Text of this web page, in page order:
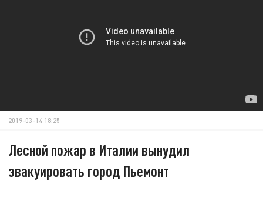
2019-03-14 18:25
Лесной пожар в Италии вынудил
эвакуировать город Пьемонт